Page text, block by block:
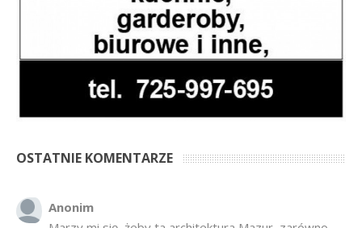
OSTATNIE KOMENTARZE
Anonim